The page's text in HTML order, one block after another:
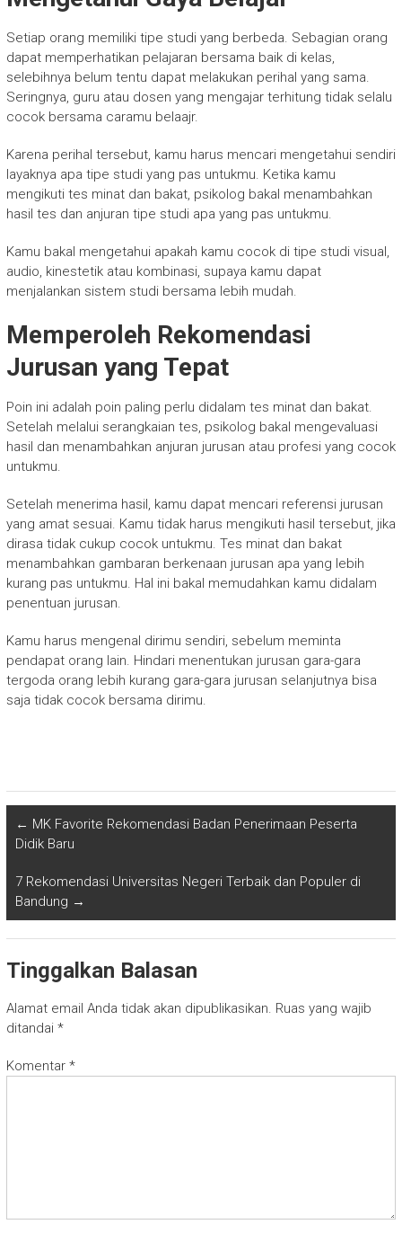
Setiap orang memiliki tipe studi yang berbeda. Sebagian orang
dapat memperhatikan pelajaran bersama baik di kelas,
selebihnya belum tentu dapat melakukan perihal yang sama.
Seringnya, guru atau dosen yang mengajar terhitung tidak selalu
cocok bersama caramu belaajr.
Karena perihal tersebut, kamu harus mencari mengetahui sendiri
layaknya apa tipe studi yang pas untukmu. Ketika kamu
mengikuti tes minat dan bakat, psikolog bakal menambahkan
hasil tes dan anjuran tipe studi apa yang pas untukmu.
Kamu bakal mengetahui apakah kamu cocok di tipe studi visual,
audio, kinestetik atau kombinasi, supaya kamu dapat
menjalankan sistem studi bersama lebih mudah.
Memperoleh Rekomendasi
Jurusan yang Tepat
Poin ini adalah poin paling perlu didalam tes minat dan bakat.
Setelah melalui serangkaian tes, psikolog bakal mengevaluasi
hasil dan menambahkan anjuran jurusan atau profesi yang cocok
untukmu.
Setelah menerima hasil, kamu dapat mencari referensi jurusan
yang amat sesuai. Kamu tidak harus mengikuti hasil tersebut, jika
dirasa tidak cukup cocok untukmu. Tes minat dan bakat
menambahkan gambaran berkenaan jurusan apa yang lebih
kurang pas untukmu. Hal ini bakal memudahkan kamu didalam
penentuan jurusan.
Kamu harus mengenal dirimu sendiri, sebelum meminta
pendapat orang lain. Hindari menentukan jurusan gara-gara
tergoda orang lebih kurang gara-gara jurusan selanjutnya bisa
saja tidak cocok bersama dirimu.
← MK Favorite Rekomendasi Badan Penerimaan Peserta
Didik Baru
7 Rekomendasi Universitas Negeri Terbaik dan Populer di
Bandung →
Tinggalkan Balasan
Alamat email Anda tidak akan dipublikasikan. Ruas yang wajib
ditandai *
Komentar *